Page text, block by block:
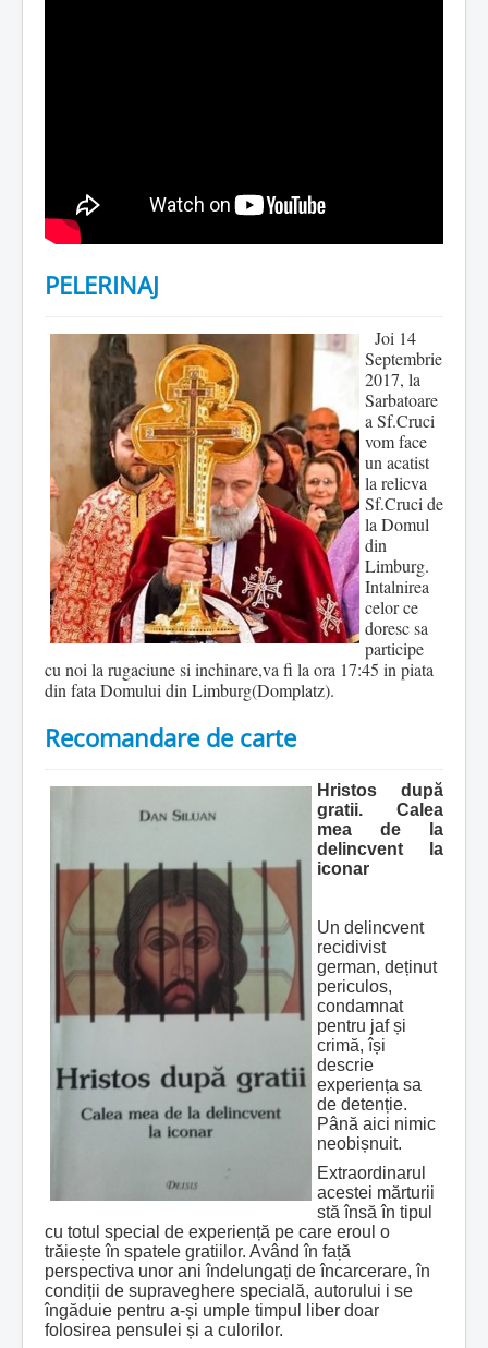
PELERINAJ
Joi 14
Septembrie
2017, la
Sarbatoare
a Sf.Cruci
vom face
un acatist
la relicva
Sf.Cruci de
la Domul
din
Limburg.
Intalnirea
celor ce
doresc sa
participe
cu noi la rugaciune si inchinare,va fi la ora 17:45 in piata
din fata Domului din Limburg(Domplatz).
Recomandare de carte
Hristos după
gratii. Calea
mea de la
delincvent la
iconar
Un delincvent
recidivist
german, deținut
periculos,
condamnat
pentru jaf și
crimă, își
descrie
experiența sa
de detenție.
Până aici nimic
neobișnuit.
Extraordinarul
acestei mărturii
stă însă în tipul
cu totul special de experiență pe care eroul o
trăiește în spatele gratiilor. Având în față
perspectiva unor ani îndelungați de încarcerare, în
condiții de supraveghere specială, autorului i se
îngăduie pentru a-și umple timpul liber doar
folosirea pensulei și a culorilor.